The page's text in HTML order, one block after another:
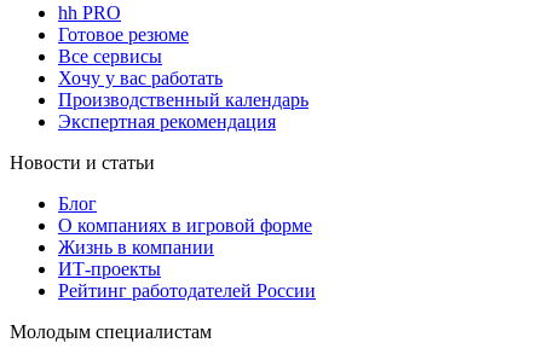
hh PRO
Готовое резюме
Все сервисы
Хочу у вас работать
Производственный календарь
Экспертная рекомендация
Новости и статьи
Блог
О компаниях в игровой форме
Жизнь в компании
ИТ-проекты
Рейтинг работодателей России
Молодым специалистам